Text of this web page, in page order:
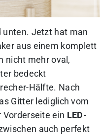
unten. Jetzt hat man
aus einem komplett
nicht mehr oval,
bedeckt
Hälfte. Nach
Gitter lediglich vom
ein LED-
auch perfekt